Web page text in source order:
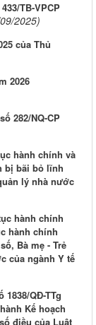
TB-VPCP
2025)
của Thủ
2026
282/NQ-CP
hành chính và
bị bãi bỏ lĩnh
lý nhà nước
hành chính
hành chính
Bà mẹ - Trẻ
của ngành Y tế
QĐ-TTg
Kế hoạch
điều của Luật